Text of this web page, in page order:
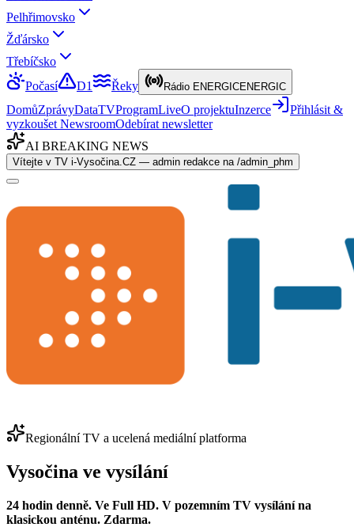
Pelhřimovsko
Žďársko
Třebíčsko
Počasí
D1 Řeky Rádio ENERGICENERGIC
DomůZprávyDataTVProgramLiveO projektuInzerce
Přihlásit &
vyzkoušet NewsroomOdebírat newsletter
AI BREAKING NEWS
Vítejte v TV i-Vysočina.CZ — admin redakce na /admin_phm
Regionální TV a ucelená mediální platforma
Vysočina ve vysílání
24 hodin denně. Ve Full HD. V pozemním TV vysílání na
klasickou anténu. Zdarma.